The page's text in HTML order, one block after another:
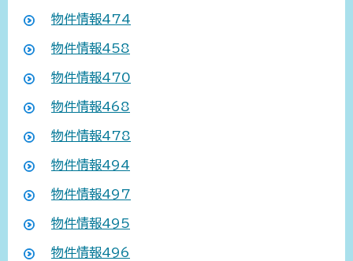
物件情報474
物件情報458
物件情報470
物件情報468
物件情報478
物件情報494
物件情報497
物件情報495
物件情報496